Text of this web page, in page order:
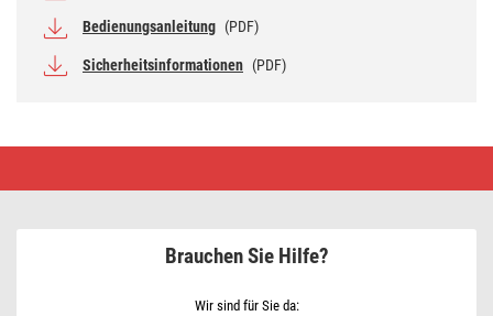
Bedienungsanleitung (PDF)
Sicherheitsinformationen (PDF)
DIONI
Brauchen Sie Hilfe?
Wir sind für Sie da: